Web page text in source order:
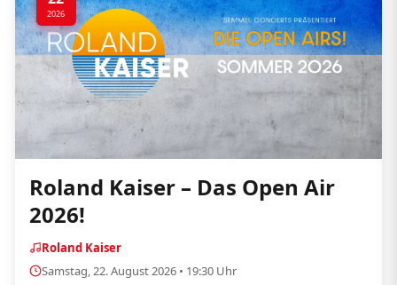
2026
Roland Kaiser – Das Open Air
2026!
Roland Kaiser
Samstag, 22. August 2026 • 19:30 Uhr